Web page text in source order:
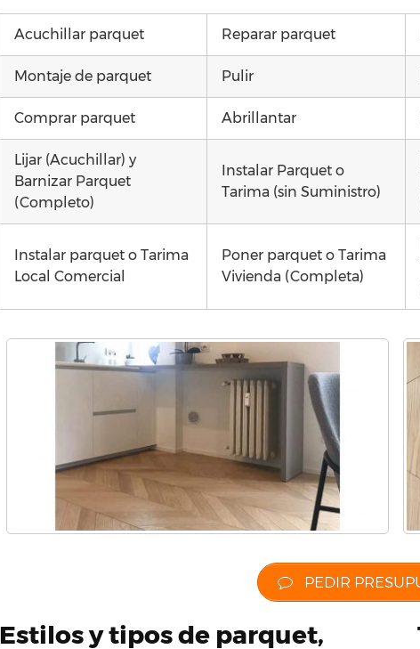
Acuchillar parquet Reparar parquet
Montaje de parquet Pulir
Comprar parquet Abrillantar
Lijar (Acuchillar) y
Barnizar Parquet
(Completo)
Instalar Parquet o
Tarima (sin Suministro)
Instalar parquet o Tarima
Local Comercial
Poner parquet o Tarima
Vivienda (Completa)
PEDIR
Estilos y tipos de parquet,